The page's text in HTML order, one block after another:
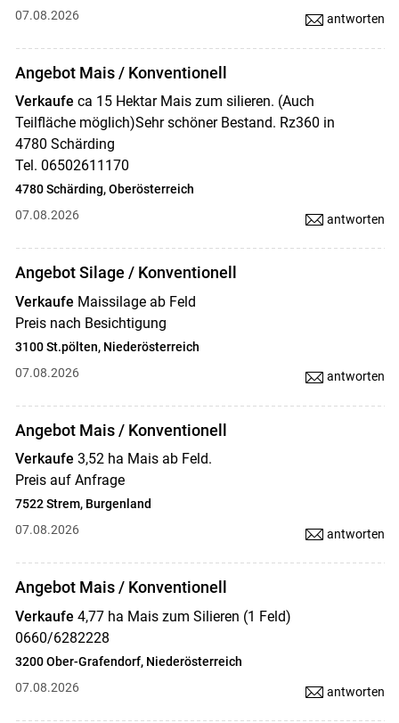
07.08.2026
antworten
Angebot Mais / Konventionell
Verkaufe ca 15 Hektar Mais zum silieren. (Auch
Teilfläche möglich)Sehr schöner Bestand. Rz360 in
4780 Schärding
Tel. 06502611170
4780 Schärding, Oberösterreich
07.08.2026
antworten
Angebot Silage / Konventionell
Verkaufe Maissilage ab Feld
Preis nach Besichtigung
3100 St.pölten, Niederösterreich
07.08.2026
antworten
Angebot Mais / Konventionell
Verkaufe 3,52 ha Mais ab Feld.
Preis auf Anfrage
7522 Strem, Burgenland
07.08.2026
antworten
Angebot Mais / Konventionell
Verkaufe 4,77 ha Mais zum Silieren (1 Feld)
0660/6282228
3200 Ober-Grafendorf, Niederösterreich
07.08.2026
antworten